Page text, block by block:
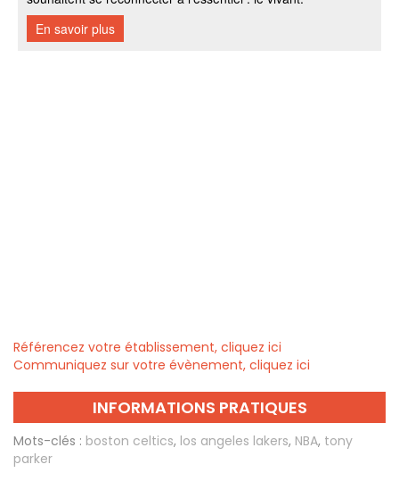
Référencez votre établissement, cliquez ici
Communiquez sur votre évènement, cliquez ici
INFORMATIONS PRATIQUES
Mots-clés : boston celtics, los angeles lakers, NBA, tony
parker